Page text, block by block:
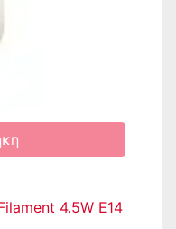
4.5W E14